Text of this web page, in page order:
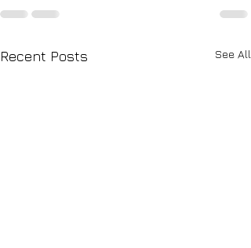
Recent Posts See All